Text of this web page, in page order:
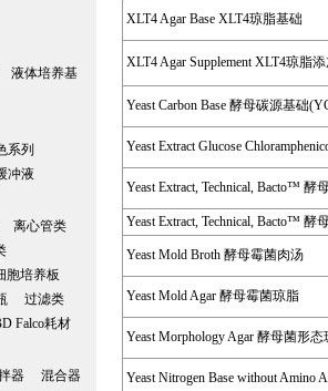
液体培养基
系列
冲液
离心管类
胞培养板
过滤类
Falco耗材
器
混合器
XLT4 Agar Base XLT4琼脂基础
XLT4 Agar Supplement XLT4琼脂添
Yeast Carbon Base 酵母碳源基础
Yeast Extract Glucose
Yeast Extract, Technical, Bacto™ 酵
Yeast Extract, Technical, Bacto™ 酵
Yeast Mold Broth 酵母霉菌肉汤
Yeast Mold Agar 酵母霉菌琼脂
Yeast Morphology Agar 酵母菌形态
Yeast Nitrogen Base without